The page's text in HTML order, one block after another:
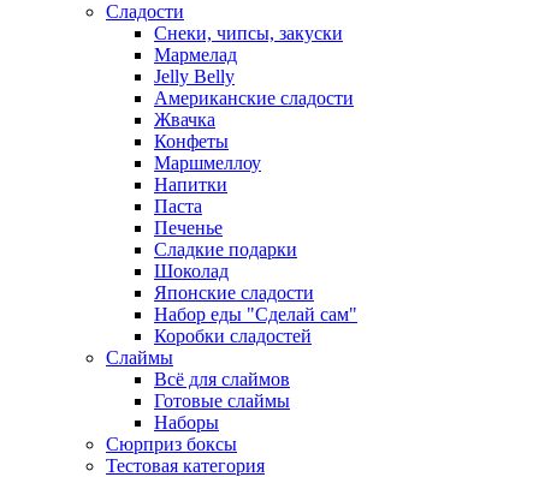
Сладости
Снеки, чипсы, закуски
Мармелад
Jelly Belly
Американские сладости
Жвачка
Конфеты
Маршмеллоу
Напитки
Паста
Печенье
Сладкие подарки
Шоколад
Японские сладости
Набор еды "Сделай сам"
Коробки сладостей
Слаймы
Всё для слаймов
Готовые слаймы
Наборы
Сюрприз боксы
Тестовая категория